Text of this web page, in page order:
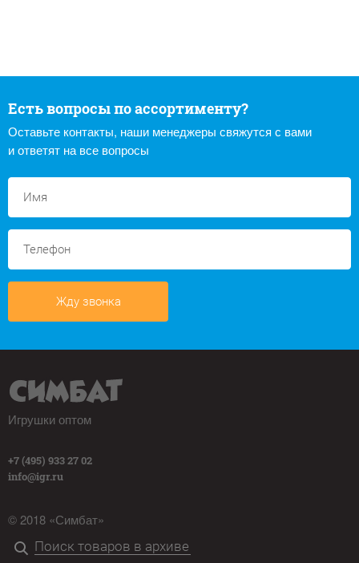
Есть вопросы по ассортименту?
Оставьте контакты, наши менеджеры свяжутся с вами
и ответят на все вопросы
Жду звонка
Игрушки оптом
+7 (495) 933 27 02
info@igr.ru
© 2018 «Симбат»